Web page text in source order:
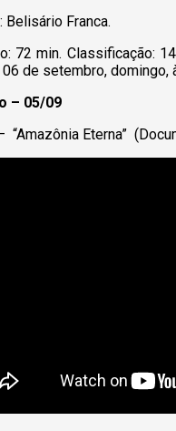
Belisário Franca.
72 min. Classificação:
06 de setembro, domingo,
– 05/09
“Amazônia Eterna”